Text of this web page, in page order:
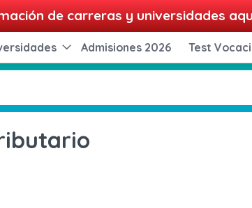
de carreras y universidades
Admisiones 2026 Test